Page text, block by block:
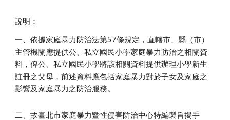
說明：
一、依據家庭暴力防治法第57條規定，直轄市、縣（市）
主管機關應提供公、私立國民小學家庭暴力防治之相關資
料，俾公、私立國民小學將該相關資料提供辦理小學新生
註冊之父母，前述資料應包括家庭暴力對於子女及家庭之
影響及家庭暴力之防治服務。
二、故臺北市家庭暴力暨性侵害防治中心特編製旨揭手